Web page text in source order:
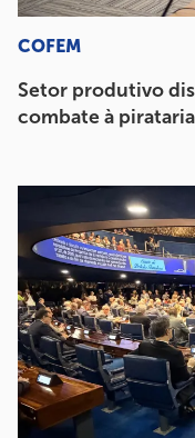
COFEM
Setor produtivo
combate à pirataria